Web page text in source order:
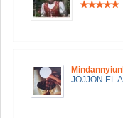
JÖJJÖN EL